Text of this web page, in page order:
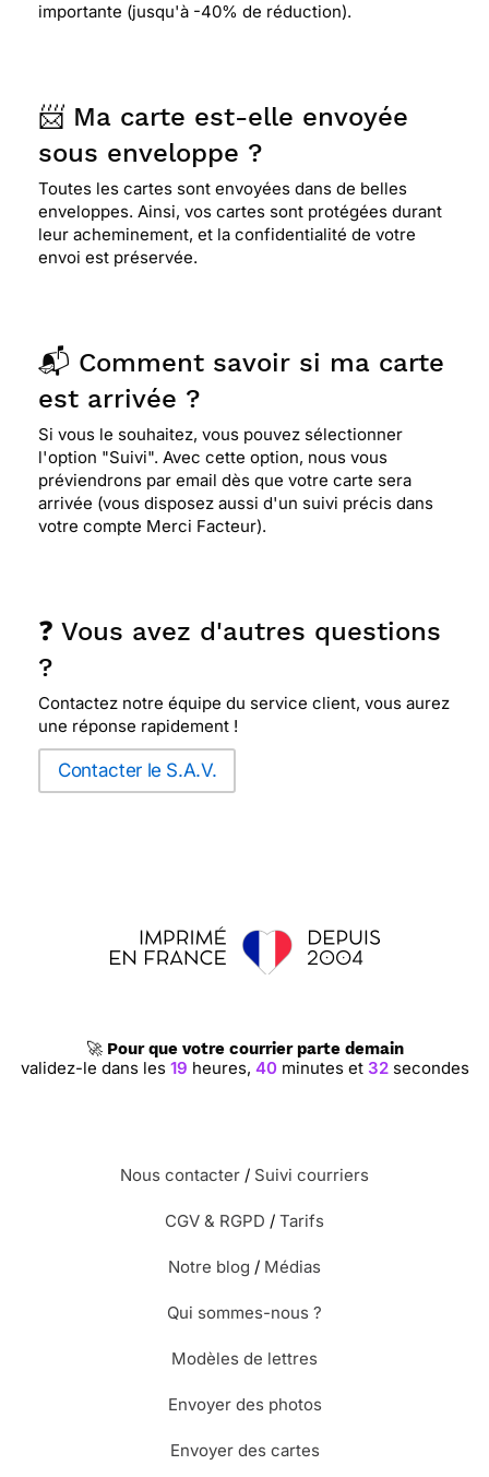
importante (jusqu'à -40% de réduction).
📨 Ma carte est-elle envoyée
sous enveloppe ?
Toutes les cartes sont envoyées dans de belles
enveloppes. Ainsi, vos cartes sont protégées durant
leur acheminement, et la confidentialité de votre
envoi est préservée.
📬 Comment savoir si ma carte
est arrivée ?
Si vous le souhaitez, vous pouvez sélectionner
l'option "Suivi". Avec cette option, nous vous
préviendrons par email dès que votre carte sera
arrivée (vous disposez aussi d'un suivi précis dans
votre compte Merci Facteur).
❓ Vous avez d'autres questions
?
Contactez notre équipe du service client, vous aurez
une réponse rapidement !
Contacter le S.A.V.
🚀 Pour que votre courrier parte demain
validez-le dans les 19 heures, 40minutes et 32secondes
Nous contacter / Suivi courriers
CGV & RGPD / Tarifs
Notre blog / Médias
Qui sommes-nous ?
Modèles de lettres
Envoyer des photos
Envoyer des cartes